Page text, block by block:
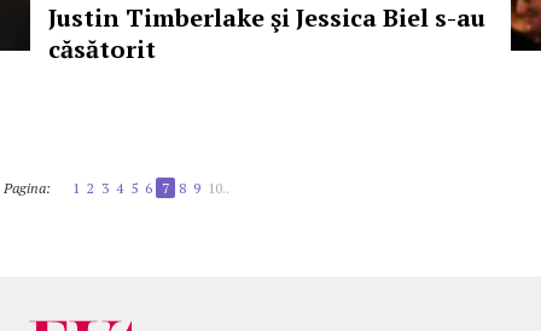
Justin Timberlake şi Jessica Biel s-au
căsătorit
Pagina: 1 2 3 4 5 6 7 8 9 10..